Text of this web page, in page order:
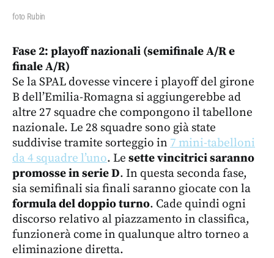
foto Rubin
Fase 2: playoff nazionali (semifinale A/R e
finale A/R)
Se la SPAL dovesse vincere i playoff del girone
B dell’Emilia-Romagna si aggiungerebbe ad
altre 27 squadre che compongono il tabellone
nazionale. Le 28 squadre sono già state
suddivise tramite sorteggio in 7 mini-tabelloni
da 4 squadre l’uno. Le sette vincitrici saranno
promosse in serie D. In questa seconda fase,
sia semifinali sia finali saranno giocate con la
formula del doppio turno. Cade quindi ogni
discorso relativo al piazzamento in classifica,
funzionerà come in qualunque altro torneo a
eliminazione diretta.